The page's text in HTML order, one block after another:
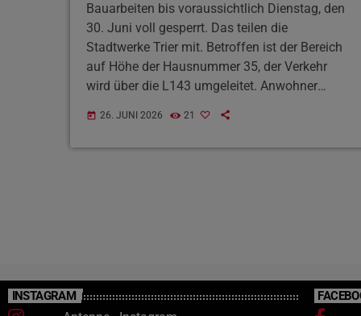
Bauarbeiten bis voraussichtlich Dienstag, den
30. Juni voll gesperrt. Das teilen die
Stadtwerke Trier mit. Betroffen ist der Bereich
auf Höhe der Hausnummer 35, der Verkehr
wird über die L143 umgeleitet. Anwohner
Baufeld heranfahren. Auch die Buslinien 7 und
84 werden umgeleitet. Die Haltestellen Irscher
today 26. JUNI 2026 21
INSTAGRAM